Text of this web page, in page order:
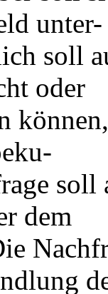
unter-
soll
oder
soll
dem